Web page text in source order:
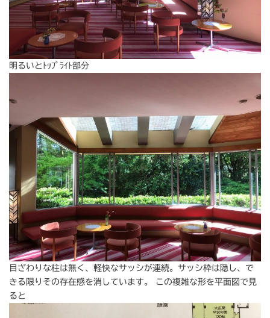
明るいとﾄｯﾌﾟﾗｲﾄ部分
目ざわりな柱は無く、軽快なサッシが連続。サッシ枠は隠し、で
きる限りその存在感を消しています。 この複雑な形を平面図で見
ると